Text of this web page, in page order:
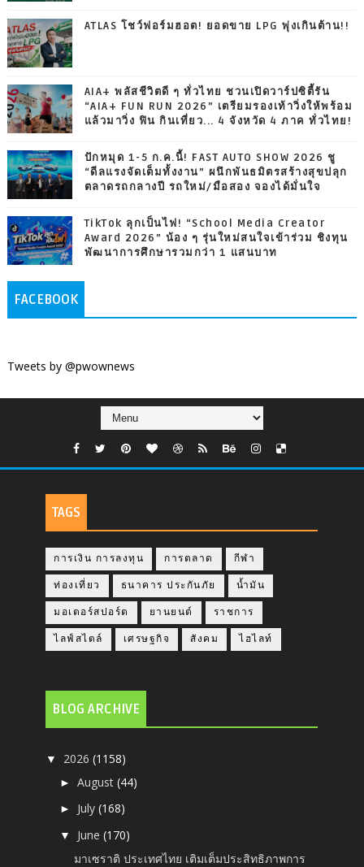
ATLAS โชว์ฟอร์มฮอต! ยอดขาย LPG พุ่งเกินต้าน!!
AIA+ พลัสชีวิตดี ๆ ทั่วไทย ชวนเปิดวาร์ปซิตี้รัน
“AIA+ FUN RUN 2026” เตรียมรองเท้าวิ่งให้พร้อม
แล้วมาวิ่ง ฟิน กินเที่ยว... 4 จังหวัด 4 ภาค ทั่วไทย!
ปักหมุด 1-5 ก.ค.นี้! FAST AUTO SHOW 2026 ชู
“ดีลแรงจัดเต็มทั้งงาน” ผนึกพันธมิตรสร้างสุขปลุก
ตลาดรถกลางปี รถใหม่/มือสอง จองได้มั่นใจ
TikTok ลุกเป็นไฟ! “School Media Creator
Award 2026” น้อง ๆ รุ่นใหม่สนใจเข้าร่วม ชิงทุน
พัฒนาการศึกษารวมกว่า 1 แสนบาท
FACEBOOK
Tweets by @pwownews
TAGS
การเงิน การลงทุน การตลาด กีฬา
ท่องเที่ยว ธนาคาร ประกันภัย น้ำมัน
มอเตอร์สปอร์ต ยานยนต์ ราชการ
ไลฟ์สไตล์ เศรษฐกิจ สังคม ไฮไลท์
BLOG ARCHIVE
▼ 2026(1158)
►August(44)
► July(168)
▼ June(170)
มาเซราติ ประเทศไทย เติมเต็มประสิทธิภาพการ